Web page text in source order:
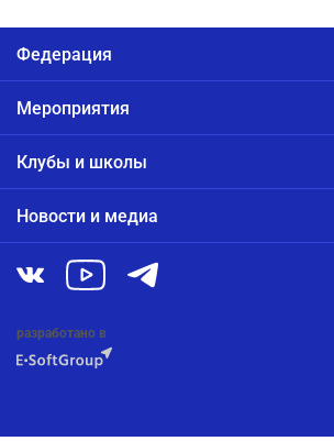
Федерация
Мероприятия
Клубы и школы
Новости и медиа
разработано в